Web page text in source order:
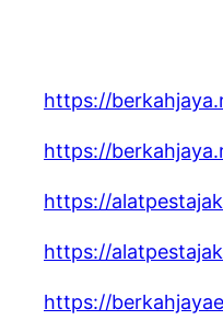
https://
https://
https://
https://
https://